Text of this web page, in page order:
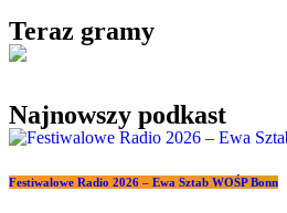
Teraz gramy
Najnowszy podkast
Festiwalowe Radio 2026 – Ewa Sztab WOŚP Bonn